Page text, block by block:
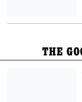
THE